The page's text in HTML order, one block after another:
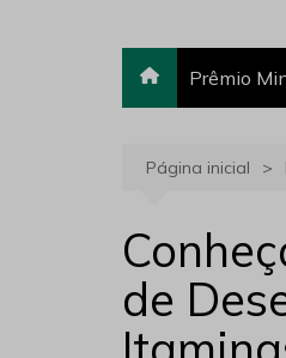
Prêmio
Página inicial
de